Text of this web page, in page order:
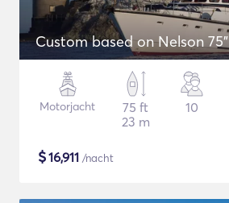
Custom based on Nelson 75"
Motorjacht
75 ft
23 m
10
$16,911 /nacht